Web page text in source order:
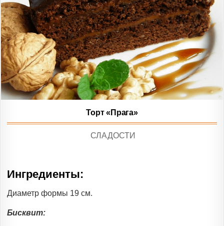
Торт «Прага»
POSTED
СЛАДОСТИ
Ингредиенты:
Диаметр формы 19 см.
Бисквит: